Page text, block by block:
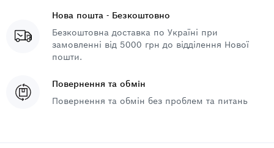
Нова пошта - Безкоштовно
Безкоштовна доставка по Україні при
замовленні від 5000 грн до відділення Нової
пошти.
Повернення та обмін
Повернення та обмін без проблем та питань